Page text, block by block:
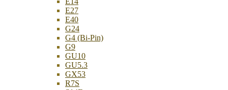
E27
E40
G24
G4 (Bi-Pin)
G9
GU10
GU5.3
GX53
R7S